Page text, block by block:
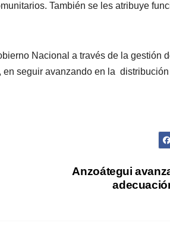
También se les atribuye
Nacional a través de la gestión
seguir avanzando en la
Anzoátegui